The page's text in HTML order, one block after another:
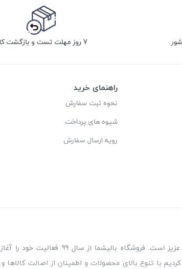
7 روز مهلت تست و بازگشت کالا
راهنمای خرید
نحوه ثبت سفارش
شیوه های پرداخت
رویه ارسال سفارش
مطمئن‌ترین مرجع خرید کالای خواب مورد
با تنوع بالای محصولات و اطمینان از اصالت کالاها